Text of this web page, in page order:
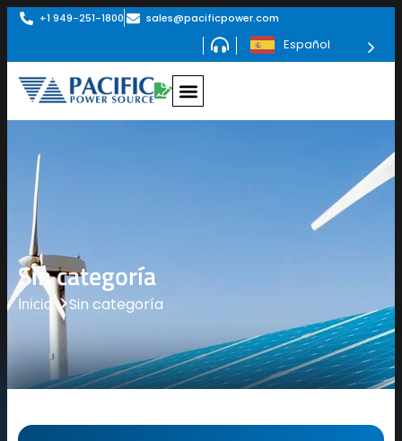
+1 949-251-1800 sales@pacificpower.com
Español
Sin categoría
Inicio Sin categoría